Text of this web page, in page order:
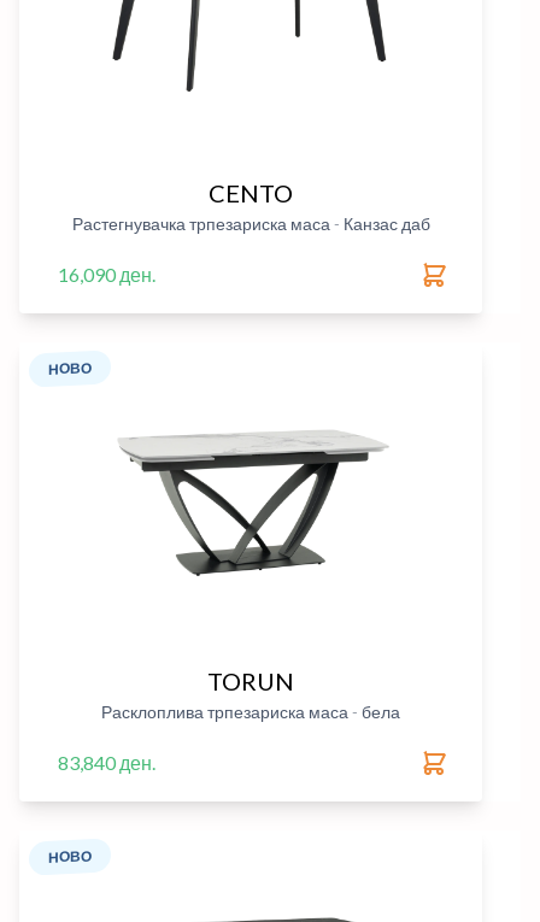
CENTO
Растегнувачка трпезариска маса - Канзас даб
16,090 ден.
НОВО
TORUN
Расклоплива трпезариска маса - бела
83,840 ден.
НОВО